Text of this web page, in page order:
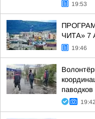
19:53
ЧИТА» 7
19:46
паводков
19:42